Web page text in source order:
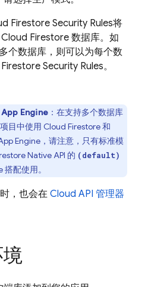
Firestore Security Rules将
Cloud Firestore 数据库。如
个数据库，则可以为每个数
Security Rules。
App Engine ：在支持多个数据库
目中使用 Cloud Firestore和
Engine ，请注意，只有标准模
Native API 的 (default)
搭配使用。
时，也会在 Cloud API 管理器